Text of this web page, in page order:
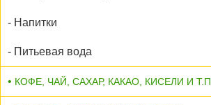
- Напитки
- Питьевая вода
КОФЕ, ЧАЙ, САХАР, КАКАО, КИСЕЛИ И Т.П.